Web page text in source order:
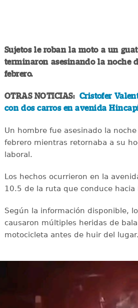
Sujetos le roban la moto a un
terminaron asesinando la noche
febrero.
OTRAS NOTICIAS: Cristofer
con dos carros en avenida
Un hombre fue asesinado la
febrero mientras retornaba a su
laboral.
Los hechos ocurrieron en la
10.5 de la ruta que conduce hacia
Según la información disponible,
causaron múltiples heridas de
motocicleta antes de huir del lugar.